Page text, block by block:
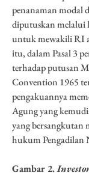
penanaman modal
diputuskan melalui
untuk mewakili RI
itu, dalam Pasal 3
terhadap putusan
Convention 1965
pengakuannya
Agung yang
yang bersangkutan
hukum Pengadilan
Gambar 2.